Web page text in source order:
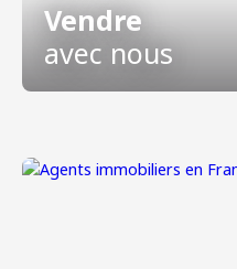
Vendre
avec nous